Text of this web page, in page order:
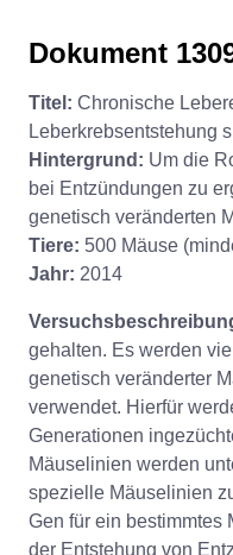
Dokument
Titel: Chronische
Leberkrebsentstehung
Hintergrund: Um die
bei Entzündungen zu
genetisch veränderten
Tiere: 500 Mäuse
Jahr: 2014
gehalten. Es werden
genetisch veränderter
verwendet. Hierfür
Generationen
Mäuselinien werden
spezielle Mäuselinien
Gen für ein bestimmtes
der Entstehung von